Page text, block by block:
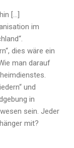
[...]
im
dies wäre ein
man darauf
und
in
sein. Jeder
mit?